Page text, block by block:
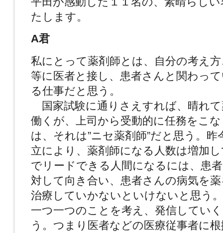
たします。
A君
私にとって薬剤師とは、自分の考え
等に医者と接し、患者さんと関わっ
る仕事だと思う。
国家試験に通りさえすれば、晴れ
働くが、上司から受動的に任務をこ
は、それは”ニセ薬剤師”だと思う。昨
立により、薬剤師になる人数は増加
でリードできる人間になるには、患
対して向き合い、患者さんの病気を
治療していかないといけないと思う
一つ一つのことを考え、発信してい
う。つまり医者などの医療従事者に